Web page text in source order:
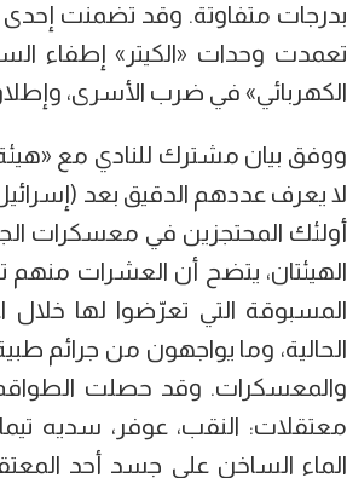
بدرجات متفاوتة. وقد تضمنت
تعمدت وحدات «الكيتر» إطفاء
الكهربائي» في ضرب الأسرى،
ووفق بيان مشترك للنادي مع
أولئك المحتجزين في معسكرات
الهيئتان، يتضح أن العشرات
المسبوقة التي تعرّضوا لها خلال
الحالية، وما يواجهون من جرائم
والمعسكرات. وقد حصلت الطواقم
معتقلات: النقب، عوفر، سديه
الماء الساخن على جسد أحد